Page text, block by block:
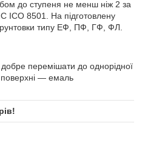
до ступеня не менш ніж 2 за
8501. На підготовлену
типу ЕФ, ПФ, ГФ, ФЛ.
перемішати до однорідної
поверхні — емаль